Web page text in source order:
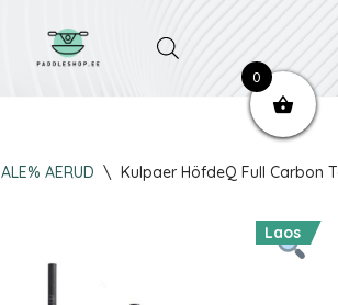
ALE% AERUD \ Kulpaer HöfdeQ Full Carbon
Laos
0